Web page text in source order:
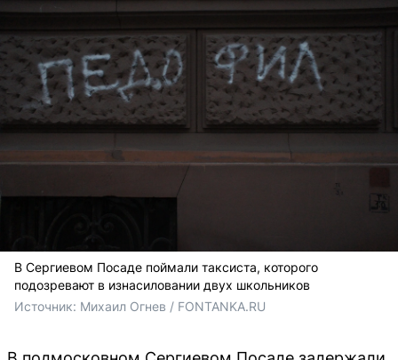
В Сергиевом Посаде поймали таксиста, которого
подозревают в изнасиловании двух школьников
Источник: Михаил Огнев / FONTANKA.RU